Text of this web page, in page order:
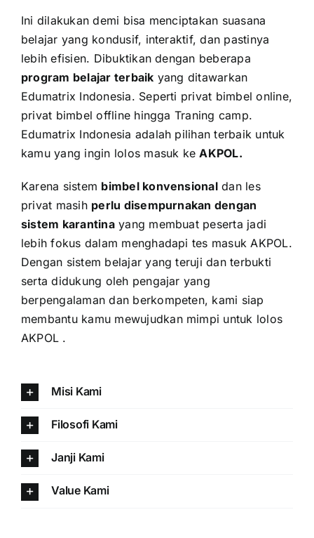
Ini dilakukan demi bisa menciptakan suasana
belajar yang kondusif, interaktif, dan pastinya
lebih efisien. Dibuktikan dengan beberapa
program belajar terbaik yang ditawarkan
Edumatrix Indonesia. Seperti privat bimbel online,
privat bimbel offline hingga Traning camp.
Edumatrix Indonesia adalah pilihan terbaik untuk
kamu yang ingin lolos masuk keAKPOL.
Karena sistem bimbel konvensionaldan les
privat masih perlu disempurnakan dengan
sistem karantinayang membuat peserta jadi
lebih fokus dalam menghadapi tes masuk AKPOL.
Dengan sistem belajar yang teruji dan terbukti
serta didukung oleh pengajar yang
berpengalaman dan berkompeten, kami siap
membantu kamu mewujudkan mimpi untuk lolos
AKPOL .
Misi Kami
Filosofi Kami
Janji Kami
Value Kami